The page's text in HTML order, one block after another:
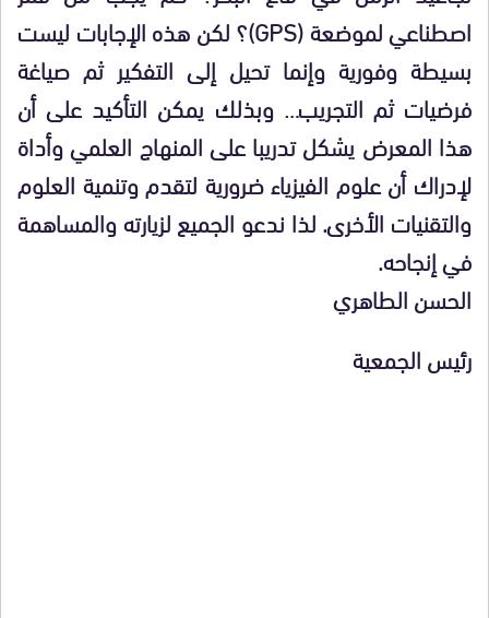
اصطناعي لموضعة (GPS)؟ لكن هذه الإجابات ليست
بسيطة وفورية وإنما تحيل إلى التفكير ثم صياغة
فرضيات ثم التجريب… وبذلك يمكن التأكيد على أن
هذا المعرض يشكل تدريبا على المنهاج العلمي وأداة
لإدراك أن علوم الفيزياء ضرورية لتقدم وتنمية العلوم
والتقنيات الأخرى. لذا ندعو الجميع لزيارته والمساهمة
في إنجاحه.
الحسن الطاهري
رئيس الجمعية